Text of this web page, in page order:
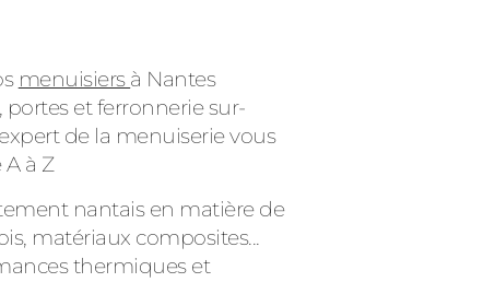
menuisiers à Nantes
portes et ferronnerie sur-
de la menuiserie vous
à Z
nantais en matière de
matériaux composites...
thermiques et